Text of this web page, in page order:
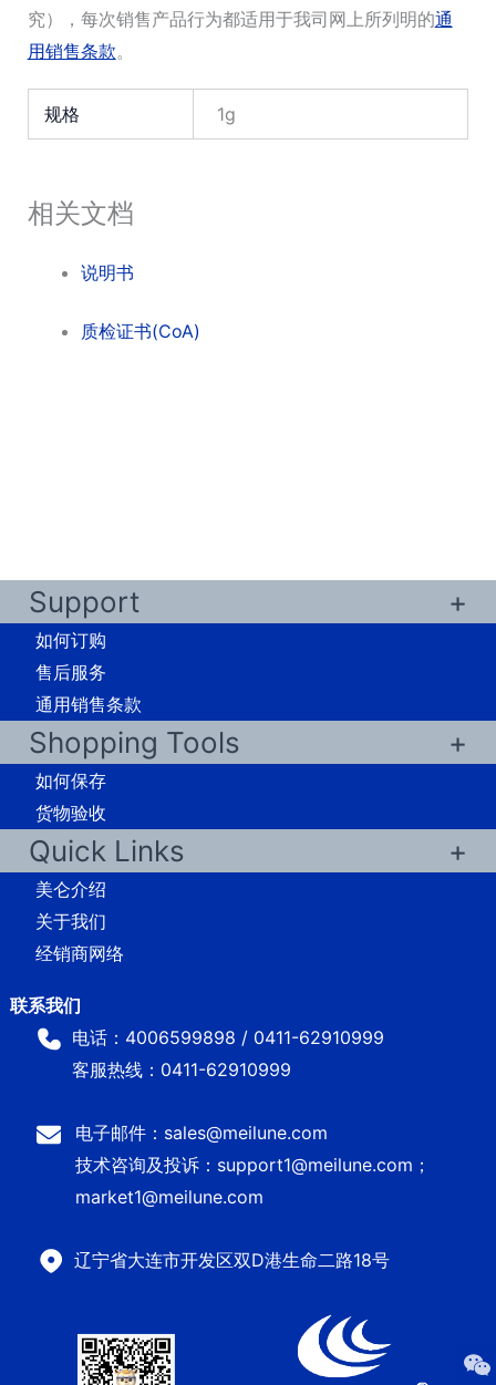
究），每次销售产品行为都适用于我司网上所列明的通
用销售条款。
规格 1g
相关文档
说明书
质检证书(CoA)
Support
如何订购
售后服务
通用销售条款
Shopping Tools
如何保存
货物验收
Quick Links
美仑介绍
关于我们
经销商网络
电话：4006599898 / 0411-62910999
客服热线：0411-62910999
电子邮件：sales@meilune.com
技术咨询及投诉：support1@meilune.com；
market1@meilune.com
辽宁省大连市开发区双D港生命二路18号